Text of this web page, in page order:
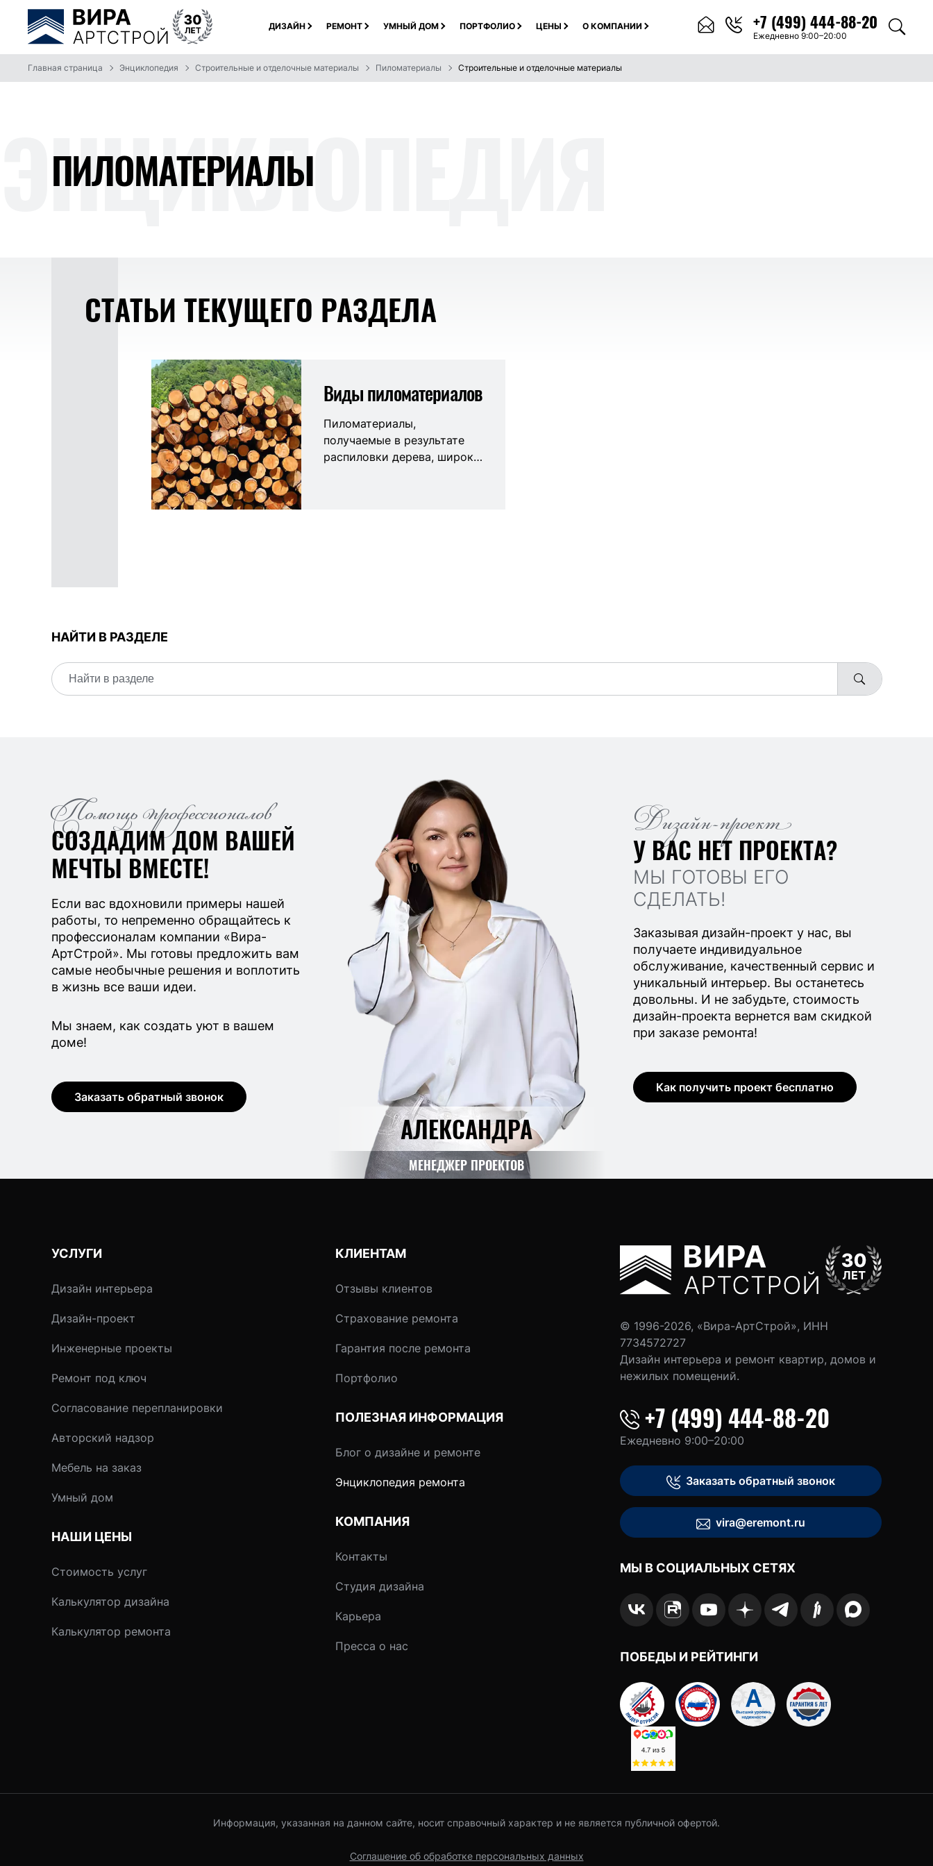
ДИЗАЙН РЕМОНТ УМНЫЙ ДОМ ПОРТФОЛИО ЦЕНЫ О КОМПАНИИ +7 (499) 444-88-20
Ежедневно 9:00–20:00
Главная страница Энциклопедия Строительные и отделочные материалы Пиломатериалы Строительные и отделочные материалы
ЭНЦИКЛОП
ПИЛОМАТЕРИАЛЫ
СТАТЬИ ТЕКУЩЕГО РАЗДЕЛА
Виды пиломатериалов
Пиломатериалы,
получаемые в результате
распиловки дерева, широко
НАЙТИ В РАЗДЕЛЕ
Помощь профессионалов
СОЗДАДИМ ДОМ ВАШЕЙ
МЕЧТЫ ВМЕСТЕ!
Если вас вдохновили примеры нашей
работы, то непременно обращайтесь к
профессионалам компании «Вира-
АртСтрой». Мы готовы предложить вам
самые необычные решения и воплотить
в жизнь все ваши идеи.
Мы знаем, как создать уют в вашем
доме!
Заказать обратный звонок
АЛЕКСАНДРА
МЕНЕДЖЕР ПРОЕКТОВ
Дизайн-проект
У ВАС НЕТ ПРОЕКТА?
МЫ ГОТОВЫ ЕГО
СДЕЛАТЬ!
Заказывая дизайн-проект у нас, вы
получаете индивидуальное
обслуживание, качественный сервис и
уникальный интерьер. Вы останетесь
довольны. И не забудьте, стоимость
дизайн-проекта вернется вам скидкой
при заказе ремонта!
Как получить проект бесплатно
УСЛУГИ
Дизайн интерьера
Дизайн-проект
Инженерные проекты
Ремонт под ключ
Согласование перепланировки
Авторский надзор
Мебель на заказ
Умный дом
НАШИ ЦЕНЫ
Стоимость услуг
Калькулятор дизайна
Калькулятор ремонта
КЛИЕНТАМ
Отзывы клиентов
Страхование ремонта
Гарантия после ремонта
Портфолио
ПОЛЕЗНАЯ ИНФОРМАЦИЯ
Блог о дизайне и ремонте
Энциклопедия ремонта
КОМПАНИЯ
Контакты
Студия дизайна
Карьера
Пресса о нас
© 1996-2026, «Вира-АртСтрой», ИНН
7734572727
Дизайн интерьера и ремонт квартир, домов и
нежилых помещений.
+7 (499) 444-88-20
Ежедневно 9:00–20:00
Заказать обратный звонок
vira@eremont.ru
МЫ В СОЦИАЛЬНЫХ СЕТЯХ
ПОБЕДЫ И РЕЙТИНГИ
Информация, указанная на данном сайте, носит справочный характер и не является публичной офертой.
Соглашение об обработке персональных данных